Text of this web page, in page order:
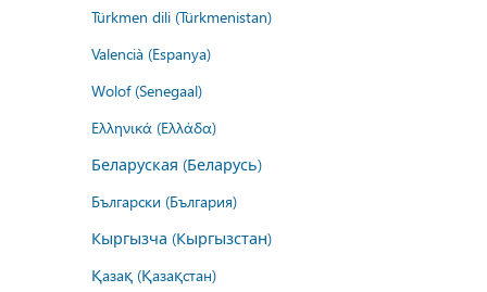
Türkmen dili (Türkmenistan)
Valencià (Espanya)
Wolof (Senegaal)
Ελληνικά (Ελλάδα)
Беларуская (Беларусь)
Български (България)
Кыргызча (Кыргызстан)
Қазақ (Қазақстан)